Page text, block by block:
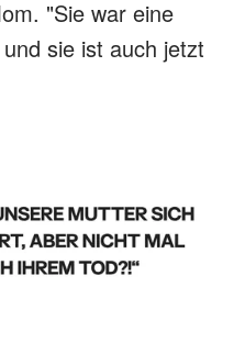
"Sie war eine
sie ist auch jetzt